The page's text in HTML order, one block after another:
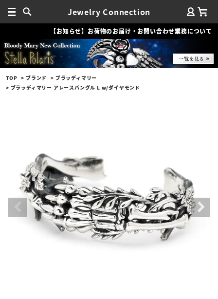
Jewelry Connection
【お知らせ】お荷物のお届け・お問い合わせ業務について
TOP ブランド
ブラッディマリー
ブラッディマリー アレースバングル L w/ダイヤモンド